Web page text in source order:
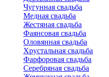
Чугунная свадьба
Медная свадьба
Жестяная свадьба
Фаянсовая свадьба
Оловянная свадьба
Хрустальная свадьба
Фарфоровая свадьба
Серебряная свадьба